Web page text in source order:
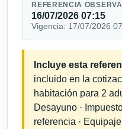
REFERENCIA
16/07/2026 07:15
Vigencia: 17/07/2026
Incluye esta
incluido en la
habitación para 2
Desayuno ·
referencia ·